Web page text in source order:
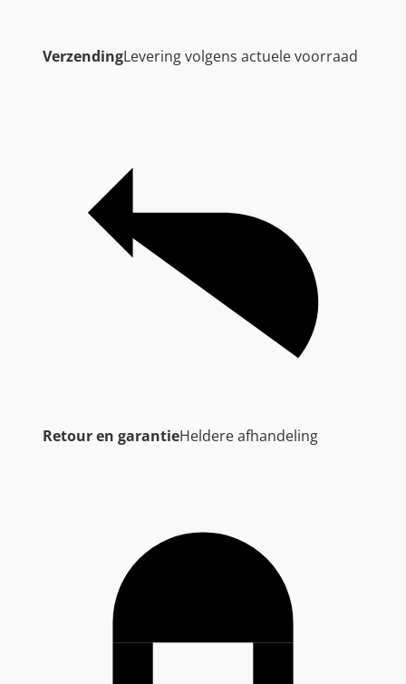
VerzendingLevering volgens actuele voorraad
Retour en garantieHeldere afhandeling